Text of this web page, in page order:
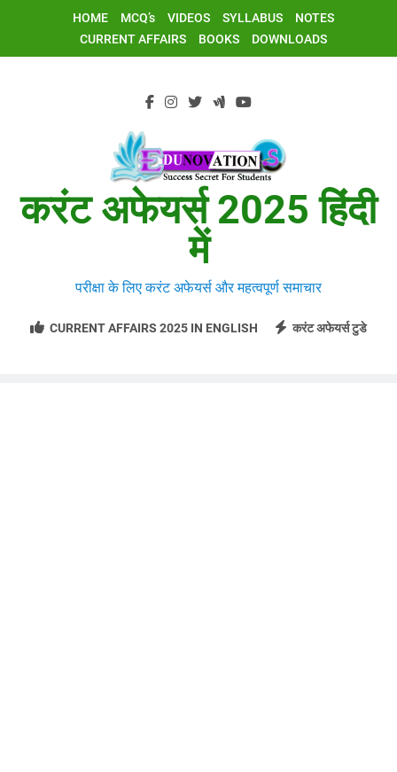
HOME MCQ’s VIDEOS SYLLABUS
NOTES
CURRENT AFFAIRS
BOOKS DOWNLOADS
करंट अफेयर्स 2025 हिंदी
में
परीक्षा के लिए करंट अफेयर्स और महत्वपूर्ण समाचार
CURRENT AFFAIRS 2025 IN ENGLISH करंट अफेयर्स टुडे